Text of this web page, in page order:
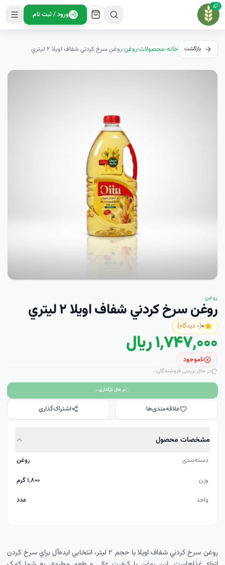
ورود / ثبت نام
بازگشت خانه›محصولات›روغن›روغن سرخ کردني شفاف اويلا ۲ ليتري
روغن
روغن سرخ کردني شفاف اويلا ۲ ليتري
۰(۰ دیدگاه)
۱٬۷۴۷٬۰۰۰ ریال
ناموجود
در حال بررسی فروشندگان…
در حال بارگذاری...
علاقه‌مندی‌ها اشتراک‌گذاری
مشخصات محصول
دسته‌بندی
روغن
وزن
۱٬۸۰۰ گرم
واحد
عدد
روغن سرخ کردني شفاف اويلا با حجم ۲ ليتر، انتخابي ايده‌آل براي سرخ کردن